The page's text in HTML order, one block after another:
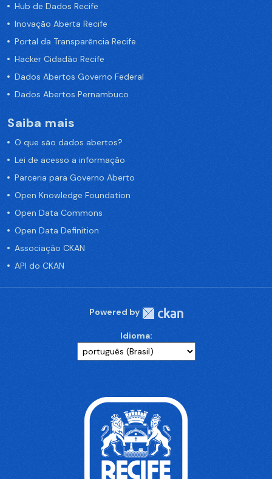
Hub de Dados Recife
Inovação Aberta Recife
Portal da Transparência Recife
Hacker Cidadão Recife
Dados Abertos Governo Federal
Dados Abertos Pernambuco
Saiba mais
O que são dados abertos?
Lei de acesso a informação
Parceria para Governo Aberto
Open Knowledge Foundation
Open Data Commons
Open Data Definition
Associação CKAN
API do CKAN
Powered by
Idioma